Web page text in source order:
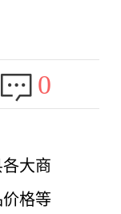
0
大商
格等